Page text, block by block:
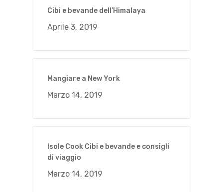
Cibi e bevande dell’Himalaya
Aprile 3, 2019
Mangiare a New York
Marzo 14, 2019
Isole Cook Cibi e bevande e consigli
di viaggio
Marzo 14, 2019